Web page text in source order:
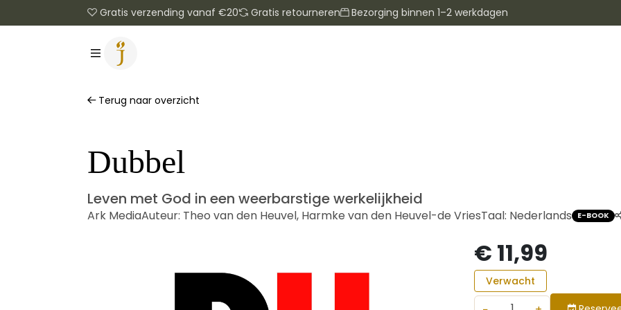
Gratis verzending vanaf €20 Gratis retourneren Bezorging binnen 1–2 werkdagen
Terug naar overzicht
Dubbel
Leven met God in een weerbarstige werkelijkheid
Ark MediaAuteur: Theo van den Heuvel, Harmke van den Heuvel-de VriesTaal: Nederlands E-BOOK
€ 11,99
Verwacht